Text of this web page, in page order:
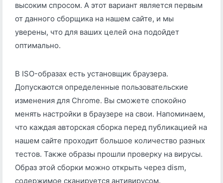
высоким спросом. А этот вариант является первым
от данного сборщика на нашем сайте, и мы
уверены, что для ваших целей она подойдет
оптимально.
В ISO-образах есть установщик браузера.
Допускаются определенные пользовательские
изменения для Chrome. Вы сможете спокойно
менять настройки в браузере на свои. Напоминаем,
что каждая авторская сборка перед публикацией на
нашем сайте проходит большое количество разных
тестов. Также образы прошли проверку на вирусы.
Образ этой сборки можно открыть через dism,
содержимое сканируется антивирусом.